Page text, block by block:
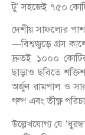
টু’ সহজেই ৭৫০
দেশীয় সাফল্যের
—বিশ্বজুড়ে গ্রস
দ্রুতই ১০০০
ছাড়াও ছবিতে
অর্জুন রামপাল ও
গল্প এবং তীক্ষ্ণ
উল্লেখযোগ্য যে